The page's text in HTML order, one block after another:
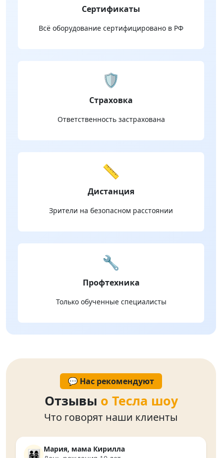
Сертификаты
Всё оборудование сертифицировано в РФ
🛡️
Страховка
Ответственность застрахована
📏
Дистанция
Зрители на безопасном расстоянии
🔧
Профтехника
Только обученные специалисты
💬 Нас рекомендуют
Отзывы о Тесла шоу
Что говорят наши клиенты
👨‍👩‍👧‍👦 Мария, мама Кирилла